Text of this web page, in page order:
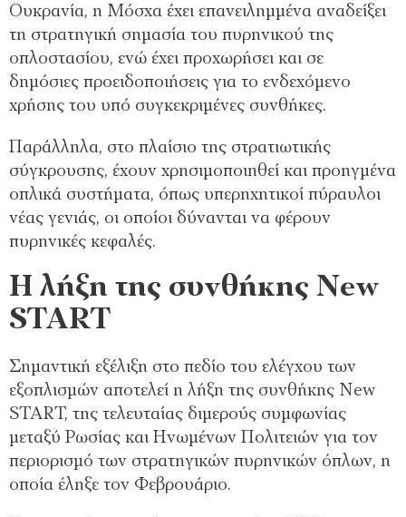
Ουκρανία, η Μόσχα έχει επανειλημμένα αναδείξει
τη στρατηγική σημασία του πυρηνικού της
οπλοστασίου, ενώ έχει προχωρήσει και σε
δημόσιες προειδοποιήσεις για το ενδεχόμενο
χρήσης του υπό συγκεκριμένες συνθήκες.
Παράλληλα, στο πλαίσιο της στρατιωτικής
σύγκρουσης, έχουν χρησιμοποιηθεί και προηγμένα
οπλικά συστήματα, όπως υπερηχητικοί πύραυλοι
νέας γενιάς, οι οποίοι δύνανται να φέρουν
πυρηνικές κεφαλές.
Η λήξη της συνθήκης New
START
Σημαντική εξέλιξη στο πεδίο του ελέγχου των
εξοπλισμών αποτελεί η λήξη της συνθήκης New
START, της τελευταίας διμερούς συμφωνίας
μεταξύ Ρωσίας και Ηνωμένων Πολιτειών για τον
περιορισμό των στρατηγικών πυρηνικών όπλων, η
οποία έληξε τον Φεβρουάριο.